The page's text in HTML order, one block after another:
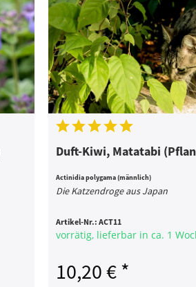
Duft-Kiwi, Matatabi
Actinidia polygama (männlich)
Die Katzendroge aus Japan
Artikel-Nr.: ACT11
vorrätig, lieferbar in ca. 1
10,20 € *